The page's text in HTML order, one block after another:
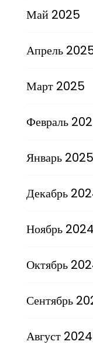
Май 2025
Апрель
Март 2025
Февраль
Январь 2025
Декабрь
Ноябрь 2024
Октябрь
Сентябрь
Август 2024